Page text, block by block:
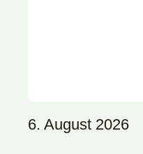
6. August 2026